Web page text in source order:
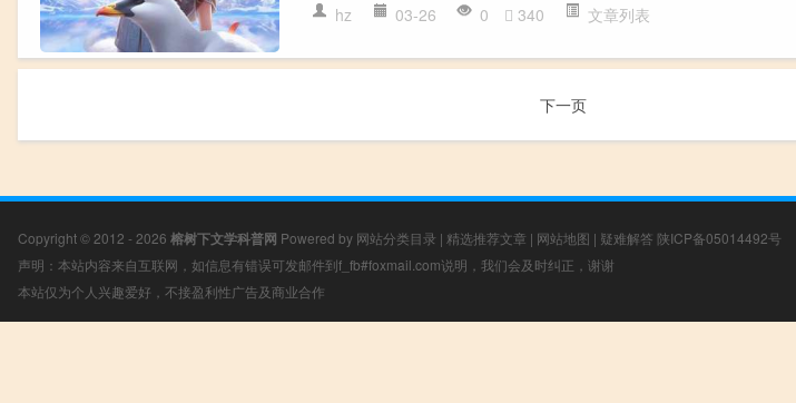
hz 03-26 0 340 文章列表
下一页
Copyright © 2012 - 2026 榕树下文学科普网 Powered by 网站分类目录 | 精选推荐文章 | 网站地图 | 疑难解答 陕ICP备05014492号
声明：本站内容来自互联网，如信息有错误可发邮件到f_fb#foxmail.com说明，我们会及时纠正，谢谢
本站仅为个人兴趣爱好，不接盈利性广告及商业合作